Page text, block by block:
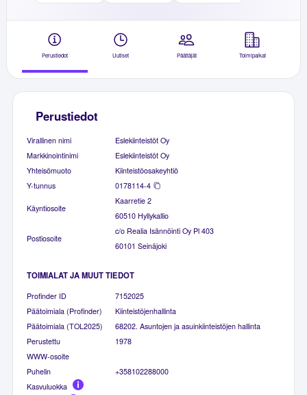
Perustiedot Uutiset Päättäjät Toimipaikat
Perustiedot
Virallinen nimi
Eslekiinteistöt Oy
Markkinointinimi
Eslekiinteistöt Oy
Yhteisömuoto
Kiinteistöosakeyhtiö
Y-tunnus
0178114-4
Käyntiosoite
Kaarretie 2
60510 Hyllykallio
Postiosoite
c/o Realia Isännöinti Oy Pl 403
60101 Seinäjoki
TOIMIALAT JA MUUT TIEDOT
Profinder ID
7152025
Päätoimiala (Profinder)
Kiinteistöjenhallinta
Päätoimiala (TOL2025)
68202. Asuntojen ja asuinkiinteistöjen hallinta
Perustettu
1978
WWW-osoite
Puhelin
+358102288000
Kasvuluokka